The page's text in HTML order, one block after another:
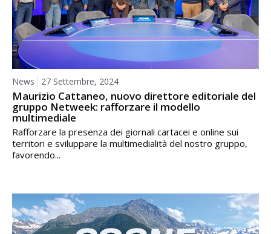
News 27 Settembre, 2024
Maurizio Cattaneo, nuovo direttore editoriale del
gruppo Netweek: rafforzare il modello
multimediale
Rafforzare la presenza dei giornali cartacei e online sui
territori e sviluppare la multimedialità del nostro gruppo,
favorendo...